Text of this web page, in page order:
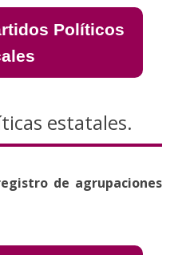
Políticos
estatales.
de agrupaciones